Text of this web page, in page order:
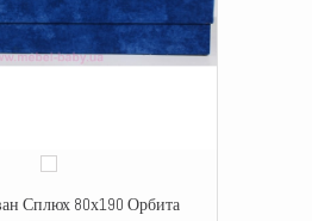
Сплюх 80х190 Орбита